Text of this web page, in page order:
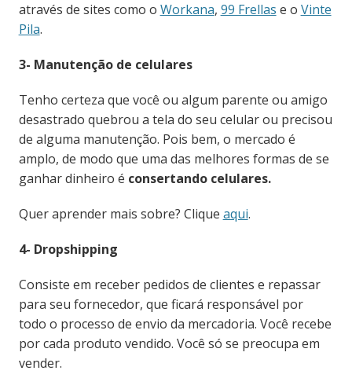
através de sites como o Workana, 99 Frellas e o Vinte
Pila.
3- Manutenção de celulares
Tenho certeza que você ou algum parente ou amigo
desastrado quebrou a tela do seu celular ou precisou
de alguma manutenção. Pois bem, o mercado é
amplo, de modo que uma das melhores formas de se
ganhar dinheiro é consertando celulares.
Quer aprender mais sobre? Clique aqui.
4- Dropshipping
Consiste em receber pedidos de clientes e repassar
para seu fornecedor, que ficará responsável por
todo o processo de envio da mercadoria. Você recebe
por cada produto vendido. Você só se preocupa em
vender.